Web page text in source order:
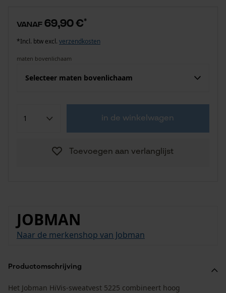
vanaf 69,90 €*
*Incl. btw excl. verzendkosten
maten bovenlichaam
Selecteer maten bovenlichaam
in de winkelwagen
Toevoegen aan verlanglijst
JOBMAN
Naar de merkenshop van Jobman
Productomschrijving
Het Jobman HiVis-sweatvest 5225 combineert hoog